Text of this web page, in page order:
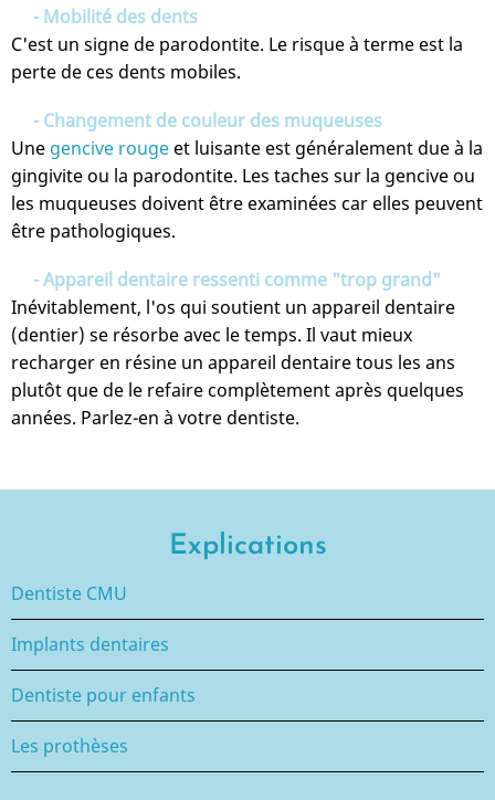
- Mobilité des dents
C'est un signe de parodontite. Le risque à terme est la
perte de ces dents mobiles.
- Changement de couleur des muqueuses
Une gencive rouge et luisante est généralement due à la
gingivite ou la parodontite. Les taches sur la gencive ou
les muqueuses doivent être examinées car elles peuvent
être pathologiques.
- Appareil dentaire ressenti comme "trop grand"
Inévitablement, l'os qui soutient un appareil dentaire
(dentier) se résorbe avec le temps. Il vaut mieux
recharger en résine un appareil dentaire tous les ans
plutôt que de le refaire complètement après quelques
années. Parlez-en à votre dentiste.
Explications
Dentiste CMU
Implants dentaires
Dentiste pour enfants
Les prothèses